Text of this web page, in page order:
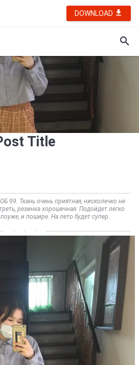
DOWNLOAD
Title
99. Ткань очень приятная, нисколечко не
резинка хорошечная. Подойдет легко
и пошире. На лето будет супер.